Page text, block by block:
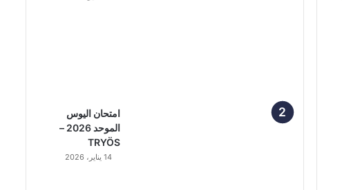
امتحان اليوس
الموحد 2026 –
TRYÖS
14 يناير، 2026